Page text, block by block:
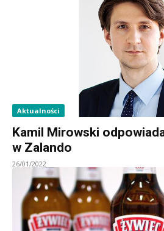
Aktualności
Kamil Mirowski
w Zalando
26/01/2022